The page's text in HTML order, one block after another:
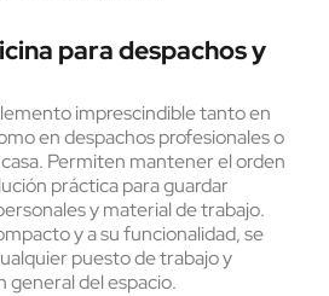
para despachos y
imprescindible tanto en
en despachos profesionales o
Permiten mantener el orden
práctica para guardar
y material de trabajo.
y a su funcionalidad, se
puesto de trabajo y
general del espacio.